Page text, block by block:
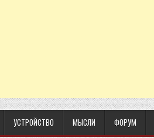
УСТРОЙСТВО МЫСЛИ ФОРУМ